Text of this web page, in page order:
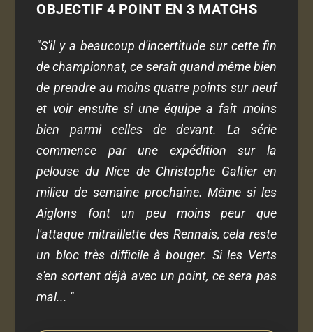
OBJECTIF 4 POINT EN 3 MATCHS
"S'il y a beaucoup d'incertitude sur cette fin
de championnat, ce serait quand même bien
de prendre au moins quatre points sur neuf
et voir ensuite si une équipe a fait moins
bien parmi celles de devant. La série
commence par une expédition sur la
pelouse du Nice de Christophe Galtier en
milieu de semaine prochaine. Même si les
Aiglons font un peu moins peur que
l'attaque mitraillette des Rennais, cela reste
un bloc très difficile à bouger. Si les Verts
s'en sortent déjà avec un point, ce sera pas
mal... "